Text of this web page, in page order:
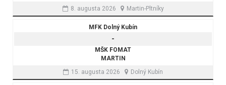
8. augusta 2026
Martin-Pltníky
MFK Dolný Kubín
-
MŠK FOMAT
MARTIN
15. augusta 2026
Dolný Kubín